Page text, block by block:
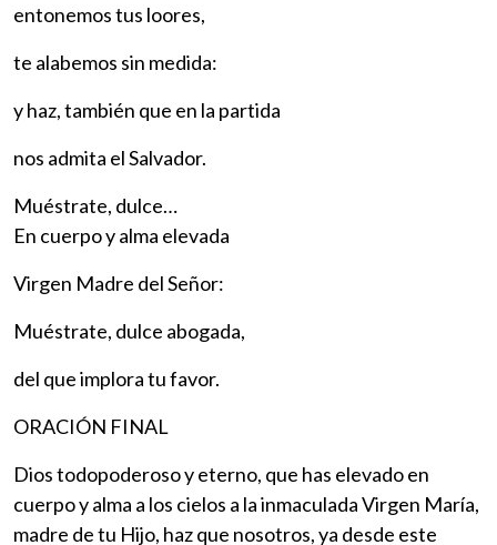
entonemos tus loores,
te alabemos sin medida:
y haz, también que en la partida
nos admita el Salvador.
Muéstrate, dulce…
En cuerpo y alma elevada
Virgen Madre del Señor:
Muéstrate, dulce abogada,
del que implora tu favor.
ORACIÓN FINAL
Dios todopoderoso y eterno, que has elevado en
cuerpo y alma a los cielos a la inmaculada Virgen María,
madre de tu Hijo, haz que nosotros, ya desde este